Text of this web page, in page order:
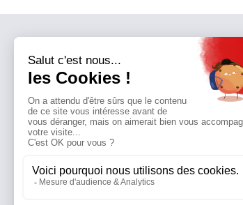
QUI SOMMES-NOUS?MENTIONS LÉGALES
Suivez toutes nos actualités !